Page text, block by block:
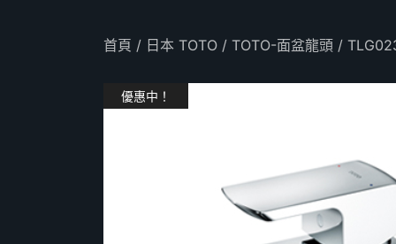
首頁 / 日本 TOTO / TOTO-面盆龍頭 /
優惠中！